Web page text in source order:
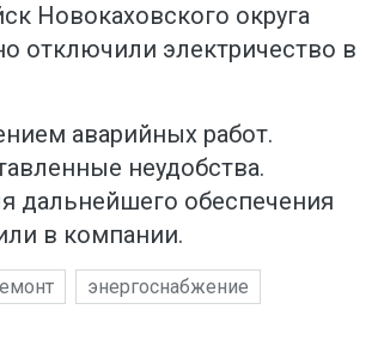
Новокаховского округа
отключили электричество в
аварийных работ.
неудобства.
дальнейшего обеспечения
в компании.
энергоснабжение